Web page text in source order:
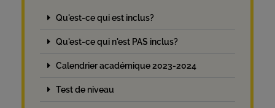
Qu'est-ce qui est inclus?
Qu'est-ce qui n'est PAS inclus?
Calendrier académique 2023-2024
Test de niveau